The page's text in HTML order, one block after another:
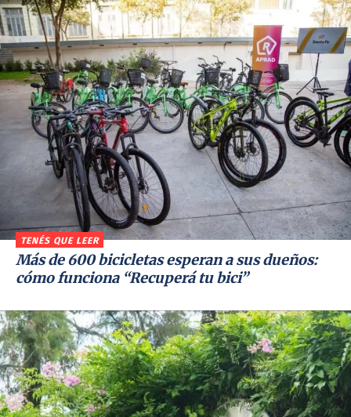
TENÉS QUE LEER
Más de 600 bicicletas esperan a sus dueños:
cómo funciona “Recuperá tu bici”